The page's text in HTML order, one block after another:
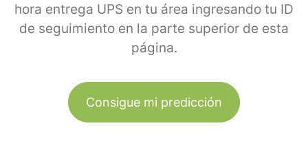
hora entrega UPS en tu área ingresando tu ID
de seguimiento en la parte superior de esta
página.
Consigue mi predicción